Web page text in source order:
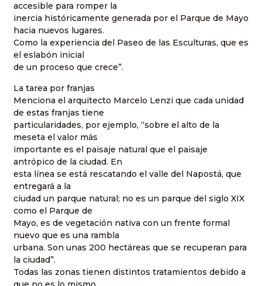
accesible para romper la
inercia históricamente generada por el Parque de Mayo
hacia nuevos lugares.
Como la experiencia del Paseo de las Esculturas, que es
el eslabón inicial
de un proceso que crece”.
La tarea por franjas
Menciona el arquitecto Marcelo Lenzi que cada unidad
de estas franjas tiene
particularidades, por ejemplo, “sobre el alto de la
meseta el valor más
importante es el paisaje natural que el paisaje
antrópico de la ciudad. En
esta línea se está rescatando el valle del Napostá, que
entregará a la
ciudad un parque natural; no es un parque del siglo XIX
como el Parque de
Mayo, es de vegetación nativa con un frente formal
nuevo que es una rambla
urbana. Son unas 200 hectáreas que se recuperan para
la ciudad”.
Todas las zonas tienen distintos tratamientos debido a